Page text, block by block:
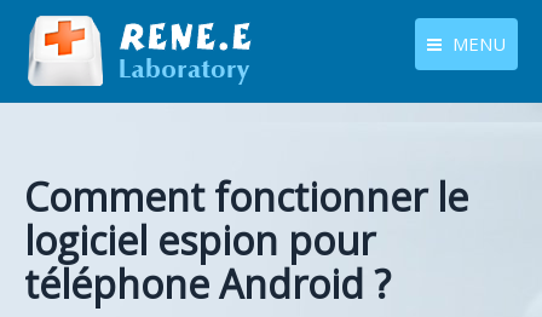
MENU
Centre de téléchargement
Boutique
Tutoriels
Comment fonctionner le
logiciel espion pour
téléphone Android ?